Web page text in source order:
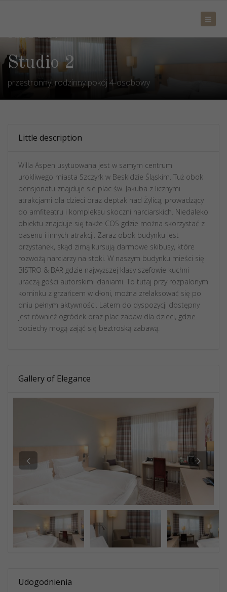
Studio 2
przestronny, rodzinny pokój 4-osobowy
Little description
Willa Aspen usytuowana jest w samym centrum
urokliwego miasta Szczyrk w Beskidzie Śląskim. Tuż obok
pensjonatu znajduje sie plac św. Jakuba z licznymi
atrakcjami dla dzieci oraz deptak nad Żylicą, prowadzący
do amfiteatru i kompleksu skoczni narciarskich. Niedaleko
obiektu znajduje się także COS gdzie można skorzystać z
basenu i innych atrakcji. Zaraz obok budynku jest
przystanek, skąd zimą kursują darmowe skibusy, które
rozwożą narciarzy na stoki. W naszym budynku mieści się
BISTRO & BAR gdzie najwyższej klasy szefowie kuchni
uraczą gości autorskimi daniami. To tutaj przy rozpalonym
kominku z grzańcem w dłoni, można zrelaksować się po
dniu pełnym aktywności. Latem do dyspozycji dostępny
jest również ogródek oraz plac zabaw dla dzieci, gdzie
pociechy mogą zająć się beztroską zabawą.
Gallery of Elegance
Udogodnienia